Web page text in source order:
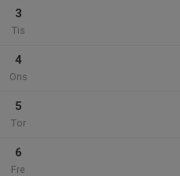
3
Tis
4
Ons
5
Tor
6
Fre